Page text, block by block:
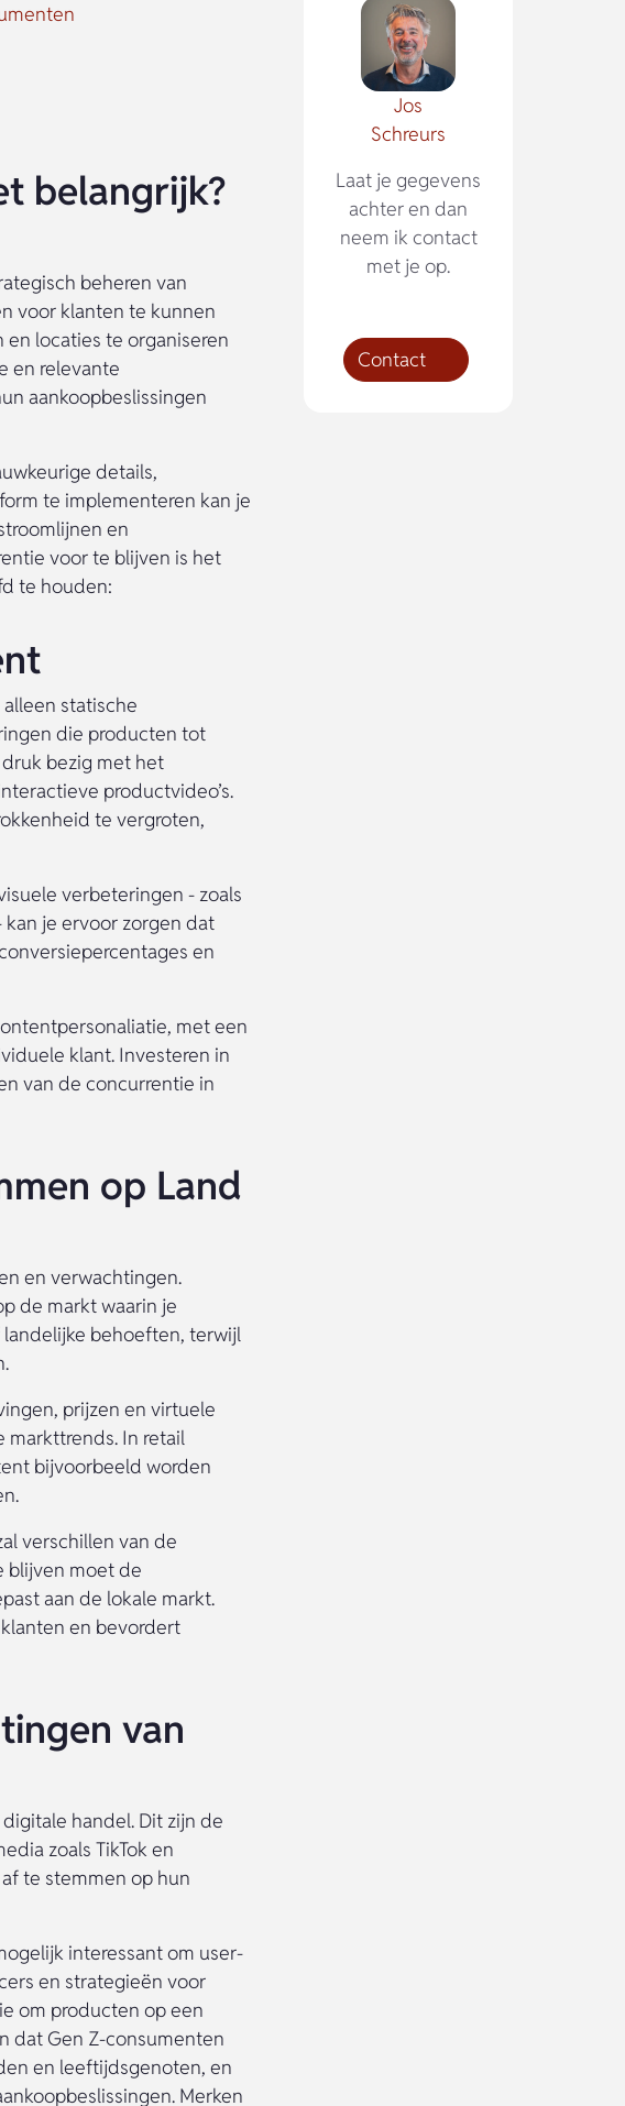
belangrijk?
beheren van
voor klanten te kunnen
locaties te organiseren
en relevante
aankoopbeslissingen
details,
te implementeren kan je
en
voor te blijven is het
te houden:
statische
die producten tot
bezig met het
productvideo’s.
te vergroten,
verbeteringen - zoals
je ervoor zorgen dat
en
met een
klant. Investeren in
van de concurrentie in
op Land
en verwachtingen.
de markt waarin je
behoeften, terwijl
prijzen en virtuele
markttrends. In retail
bijvoorbeeld worden
verschillen van de
blijven moet de
aan de lokale markt.
en bevordert
van
handel. Dit zijn de
zoals TikTok en
te stemmen op hun
interessant om user-
en strategieën voor
om producten op een
dat Gen Z-consumenten
en leeftijdsgenoten, en
Merken
Jos
Schreurs
Laat je gegevens
achter en dan
neem ik contact
met je op.
Contact